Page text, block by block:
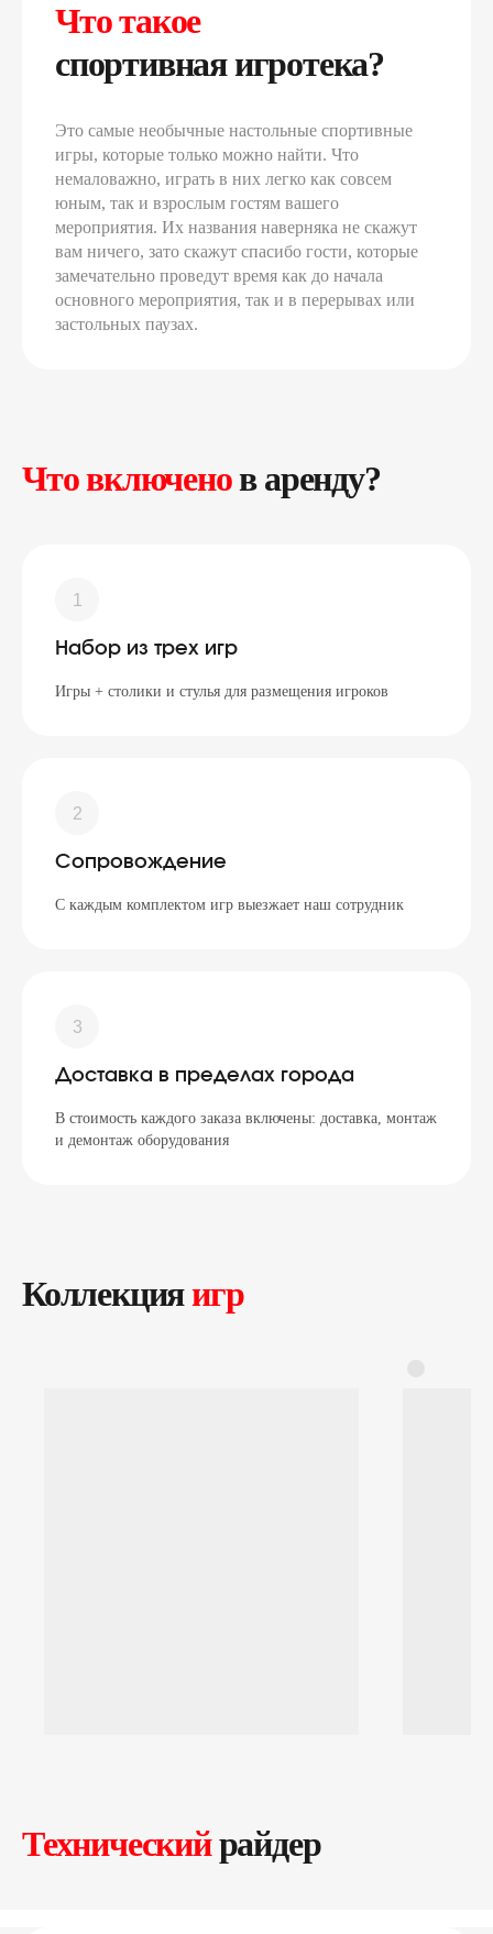
Что такое
спортивная игротека?
Это самые необычные настольные спортивные
игры, которые только можно найти. Что
немаловажно, играть в них легко как совсем
юным, так и взрослым гостям вашего
мероприятия. Их названия наверняка не скажут
вам ничего, зато скажут спасибо гости, которые
замечательно проведут время как до начала
основного мероприятия, так и в перерывах или
застольных паузах.
Что включенов аренду?
Набор из трех игр
Игры + столики и стулья для размещения игроков
Сопровождение
С каждым комплектом игр выезжает наш сотрудник
Доставка в пределах города
В стоимость каждого заказа включены: доставка, монтаж
и демонтаж оборудования
Коллекцияигр
Техническийрайдер